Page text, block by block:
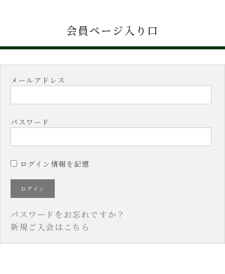
会員ページ入り口
メールアドレス
パスワード
ログイン情報を記憶
パスワードをお忘れですか？
新規ご入会はこちら